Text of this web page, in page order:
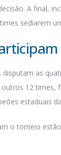
A final,
sediarem
disputam as
12 times,
estaduais
o torneio